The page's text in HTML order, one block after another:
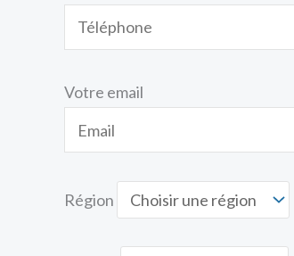
Votre email
Région